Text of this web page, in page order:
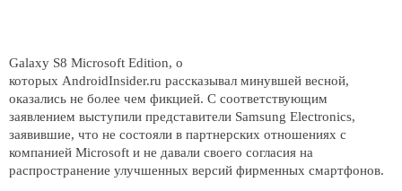
Galaxy S8 Microsoft Edition, о
которых AndroidInsider.ru рассказывал минувшей весной,
оказались не более чем фикцией. С соответствующим
заявлением выступили представители Samsung Electronics,
заявившие, что не состояли в партнерских отношениях с
компанией Microsoft и не давали своего согласия на
распространение улучшенных версий фирменных смартфонов.